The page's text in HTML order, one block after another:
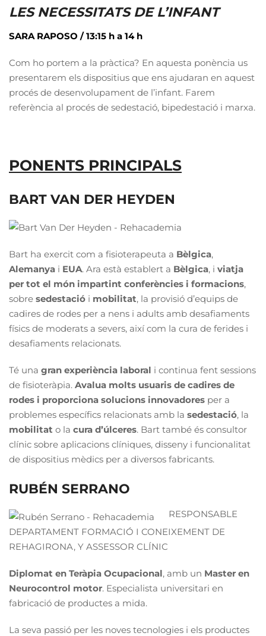
LES NECESSITATS DE L’INFANT
SARA RAPOSO / 13:15 h a 14 h
Com ho portem a la pràctica? En aquesta ponència us
presentarem els dispositius que ens ajudaran en aquest
procés de desenvolupament de l’infant. Farem
referència al procés de sedestació, bipedestació i marxa.
PONENTS PRINCIPALS
BART VAN DER HEYDEN
Bart ha exercit com a fisioterapeuta a Bèlgica,
Alemanya i EUA. Ara està establert a Bèlgica, i viatja
per tot el món impartint conferències i formacions,
sobre sedestació i mobilitat, la provisió d’equips de
cadires de rodes per a nens i adults amb desafiaments
físics de moderats a severs, així com la cura de ferides i
desafiaments relacionats.
Té una gran experiència laboral i continua fent sessions
de fisioteràpia. Avalua molts usuaris de cadires de
rodes i proporciona solucions innovadores per a
problemes específics relacionats amb la sedestació, la
mobilitat o la cura d’úlceres. Bart també és consultor
clínic sobre aplicacions clíniques, disseny i funcionalitat
de dispositius mèdics per a diversos fabricants.
RUBÉN SERRANO
RESPONSABLE
DEPARTAMENT FORMACIÓ I CONEIXEMENT DE
REHAGIRONA, Y ASSESSOR CLÍNIC
Diplomat en Teràpia Ocupacional, amb un Master en
Neurocontrol motor. Especialista universitari en
fabricació de productes a mida.
La seva passió per les noves tecnologies i els productes